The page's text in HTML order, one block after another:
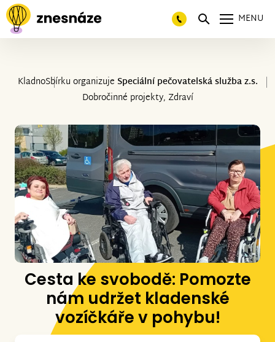
MENU
KladnoSbírku organizuje Speciální pečovatelská služba z.s.
Dobročinné projekty, Zdraví
Cesta ke svobodě: Pomozte
nám udržet kladenské
vozíčkáře v pohybu!